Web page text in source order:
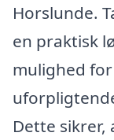
Horslunde.
en praktisk
mulighed
Dette sikrer,